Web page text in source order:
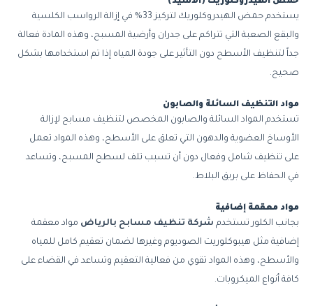
يستخدم حمض الهيدروكلوريك لتركيز 33% في إزالة الرواسب الكلسية
والبقع الصعبة التي تتراكم على جدران وأرضية المسبح، وهذه المادة فعالة
جداً لتنظيف الأسطح دون التأثير على جودة المياه إذا تم استخدامها بشكل
صحيح.
مواد التنظيف السائلة والصابون
تستخدم المواد السائلة والصابون المخصص لتنظيف مسابح لإزالة
الأوساخ العضوية والدهون التي تعلق على الأسطح، وهذه المواد تعمل
على تنظيف شامل وفعال دون أن تسبب تلف لسطح المسبح، وتساعد
في الحفاظ على بريق البلاط.
مواد معقمة إضافية
بجانب الكلور تستخدم شركة تنظيف مسابح بالرياض مواد معقمة
إضافية مثل هيبوكلوريت الصوديوم وغيرها لضمان تعقيم كامل للمياه
والأسطح، وهذه المواد تقوي من فعالية التعقيم وتساعد في القضاء على
كافة أنواع الميكروبات.